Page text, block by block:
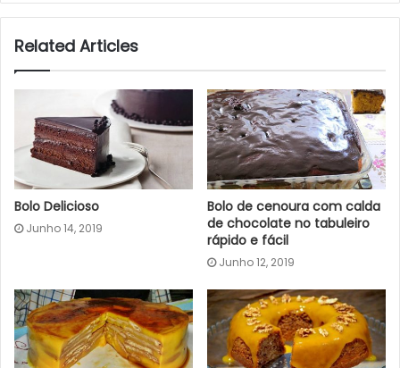
Related Articles
Bolo Delicioso
Junho 14, 2019
Bolo de cenoura com calda
de chocolate no tabuleiro
rápido e fácil
Junho 12, 2019